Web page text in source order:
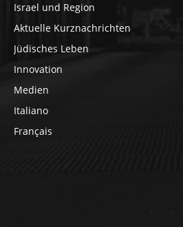
Israel und Region
Aktuelle Kurznachrichten
Jüdisches Leben
Innovation
Medien
Italiano
Français